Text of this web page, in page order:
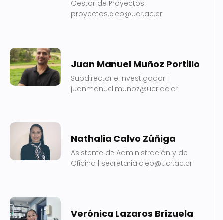
Gestor de Proyectos |
proyectos.ciep@ucr.ac.cr
Juan Manuel Muñoz Portillo
Subdirector e Investigador |
juanmanuel.munoz@ucr.ac.cr
Nathalia Calvo Zúñiga
Asistente de Administración y de
Oficina | secretaria.ciep@ucr.ac.cr
Verónica Lazaros Brizuela